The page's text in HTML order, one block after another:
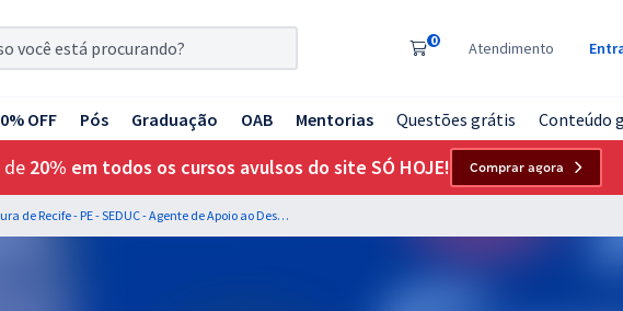
0 Atendimento
OFF Pós Graduação OAB Mentorias Questões grátis Conteúdo
de 20% em todos os cursos avulsos do site SÓ HOJE! Comprar agora
Prefeitura de Recife - PE - SEDUC - Agente de Apoio ao Desenvolvimento Escolar Especial - AADEE